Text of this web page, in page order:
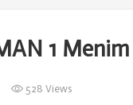
1
528 Views